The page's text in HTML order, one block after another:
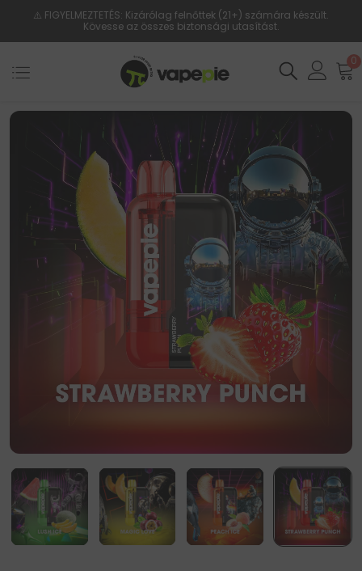
⚠️ FIGYELMEZTETÉS: Kizárólag felnőttek (21+) számára készült.
Kövesse az összes biztonsági utasítást.
0